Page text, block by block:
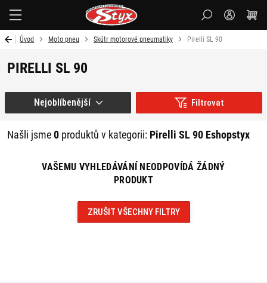
Úvod Moto pneu Skútr motorové pneumatiky Pirelli SL 90
PIRELLI SL 90
Filtrovat
Našli jsme0 produktů v kategorii: Pirelli SL 90 Eshopstyx
Nejoblíbenější
VAŠEMU VYHLEDÁVÁNÍ NEODPOVÍDÁ ŽÁDNÝ
PRODUKT
ZRUŠIT VŠECHNY FILTRY